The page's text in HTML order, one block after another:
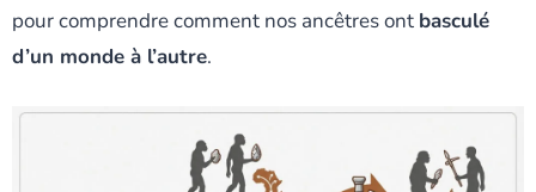
pour comprendre comment nos ancêtres ont basculé
d’un monde à l’autre.